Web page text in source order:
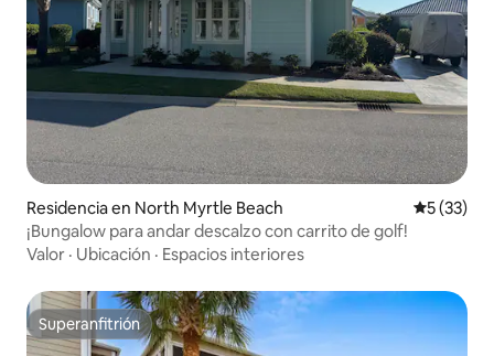
Residencia en North Myrtle Beach
5 (33)
¡Bungalow para andar descalzo con carrito de golf!
Valor · Ubicación · Espacios interiores
Superanfitrión
Superanfitrión